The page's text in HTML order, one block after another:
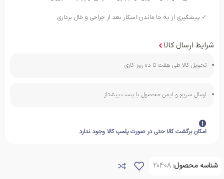
✓ پیشگیری از به جا ماندن اسکار بعد از جراحی و خال برداری
شرایط ارسال کالا
تحویل کالا طی هفت تا ده روز کاری
ارسال سریع و ایمن محصول با پست پیشتاز
امکان برگشت کالا حتی در صورت پلمپ کالا وجود ندارد
شناسه محصول: 20408